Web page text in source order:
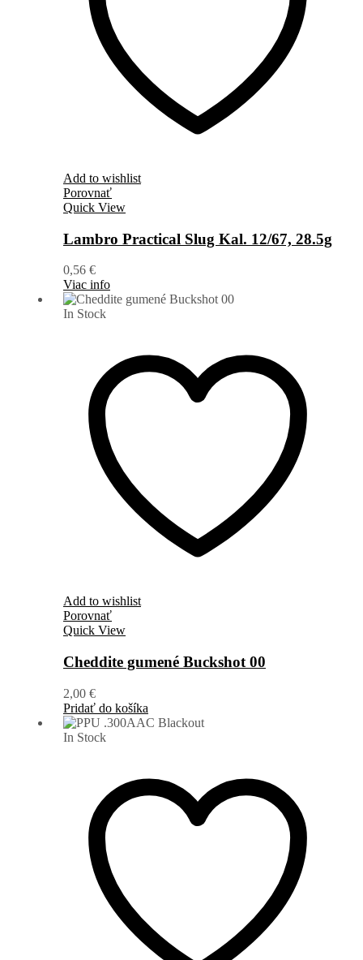
Add to wishlist
Porovnať
Quick View
Lambro Practical Slug Kal. 12/67, 28.5g
0,56 €
Viac info
In Stock
Add to wishlist
Porovnať
Quick View
Cheddite gumené Buckshot 00
2,00 €
Pridať do košíka
In Stock